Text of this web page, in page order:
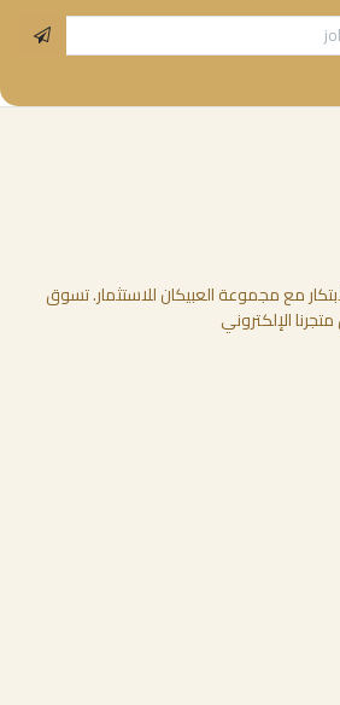
مع مجموعة العبيكان للاستثمار. تسوق
الإلكتروني